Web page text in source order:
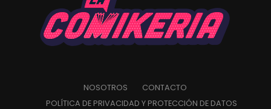
NOSOTROS
CONTACTO
POLÍTICA DE PRIVACIDAD Y PROTECCIÓN DE DATOS